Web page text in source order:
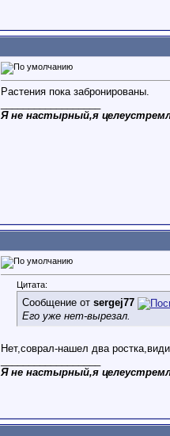
Растения пока забронированы.
Я не настырный,я
Цитата:
Сообщение от sergej77
Его уже нет-вырезал.
Нет,соврал-нашел два
Я не настырный,я